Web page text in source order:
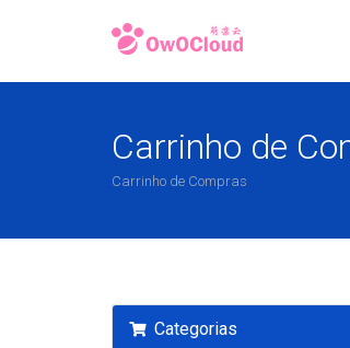
Carrinho de
Carrinho de Compras
Categorias